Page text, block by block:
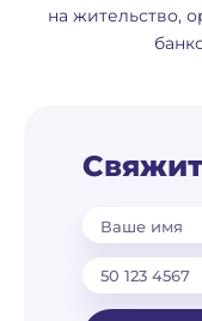
на жительство,
Ваше имя